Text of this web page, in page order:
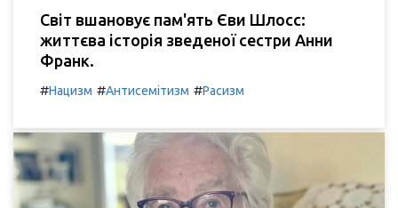
Світ вшановує пам'ять Єви Шлосс:
життєва історія зведеної сестри Анни
Франк.
#Нацизм #Антисемітизм #Расизм